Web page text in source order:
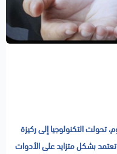
تحولت التكنولوجيا إلى ركيزة
بشكل متزايد على الأدوات